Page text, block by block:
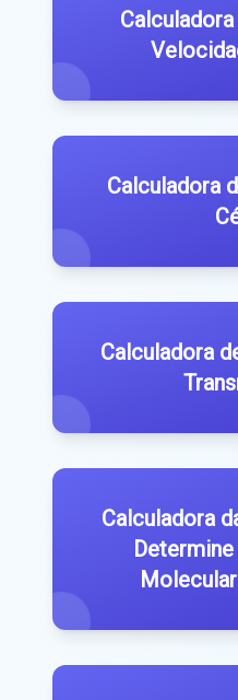
Calculadora
Calculadora
Calculadora